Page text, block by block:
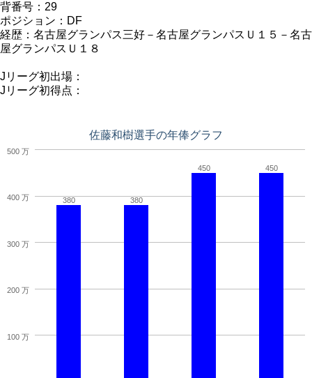
背番号：29
ポジション：DF
経歴：名古屋グランパス三好－名古屋グランパスＵ１５－名古
屋グランパスＵ１８
Jリーグ初出場：
Jリーグ初得点：
佐藤和樹選手の年俸グラフ
380 380
450 450
100 万
200 万
300 万
400 万
500 万